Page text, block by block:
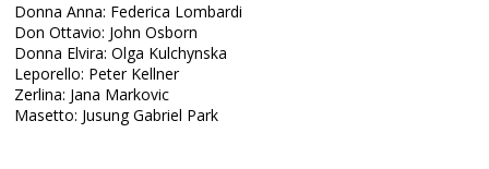
Donna Anna: Federica Lombardi
Don Ottavio: John Osborn
Donna Elvira: Olga Kulchynska
Leporello: Peter Kellner
Zerlina: Jana Markovic
Masetto: Jusung Gabriel Park